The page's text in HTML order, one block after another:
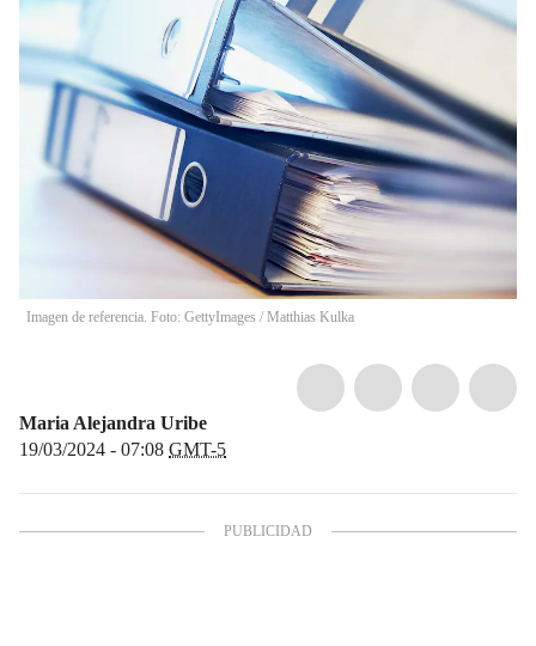
Imagen de referencia. Foto: GettyImages / Matthias Kulka
Maria Alejandra Uribe
19/03/2024 - 07:08 GMT-5